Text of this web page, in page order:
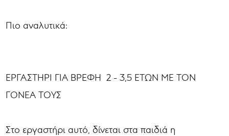
Πιο αναλυτικά:
ΕΡΓΑΣΤΗΡΙ ΓΙΑ ΒΡΕΦΗ 2 - 3,5 ΕΤΩΝ ΜΕ ΤΟΝ
ΓΟΝΕΑ ΤΟΥΣ
Στο εργαστήρι αυτό, δίνεται στα παιδιά η